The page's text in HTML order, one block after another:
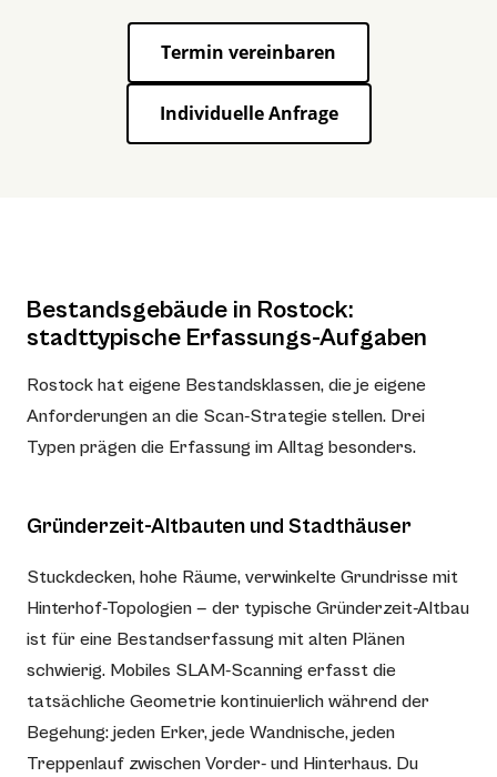
Termin vereinbaren
Individuelle Anfrage
Bestandsgebäude in Rostock:
stadttypische Erfassungs-Aufgaben
Rostock hat eigene Bestandsklassen, die je eigene
Anforderungen an die Scan-Strategie stellen. Drei
Typen prägen die Erfassung im Alltag besonders.
Gründerzeit-Altbauten und Stadthäuser
Stuckdecken, hohe Räume, verwinkelte Grundrisse mit
Hinterhof-Topologien — der typische Gründerzeit-Altbau
ist für eine Bestandserfassung mit alten Plänen
schwierig. Mobiles SLAM-Scanning erfasst die
tatsächliche Geometrie kontinuierlich während der
Begehung: jeden Erker, jede Wandnische, jeden
Treppenlauf zwischen Vorder- und Hinterhaus. Du